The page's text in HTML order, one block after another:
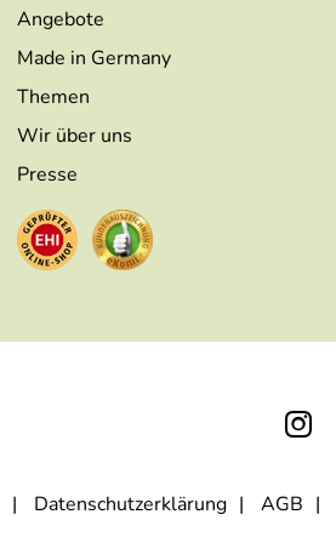
Angebote
Made in Germany
Themen
Wir über uns
Presse
Datenschutzerklärung AGB